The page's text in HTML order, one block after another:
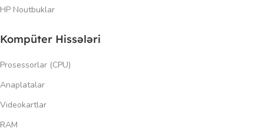
HP Noutbuklar
Kompüter Hissələri
Prosessorlar (CPU)
Anaplatalar
Videokartlar
RAM